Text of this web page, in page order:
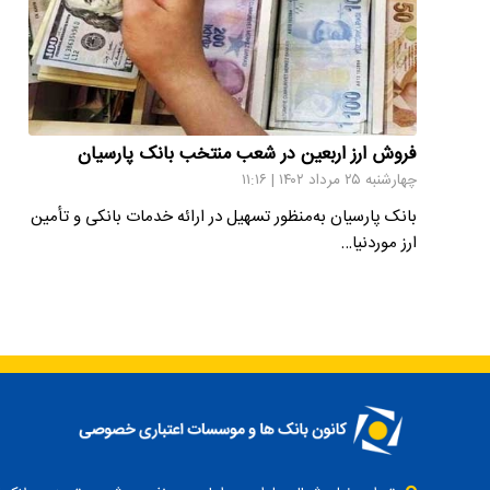
فروش ارز اربعین در شعب منتخب بانک پارسیان
چهارشنبه ۲۵ مرداد ۱۴۰۲ | ۱۱:۱۶
بانک پارسیان به‌منظور تسهیل در ارائه خدمات بانکی و تأمین
ارز موردنیا…